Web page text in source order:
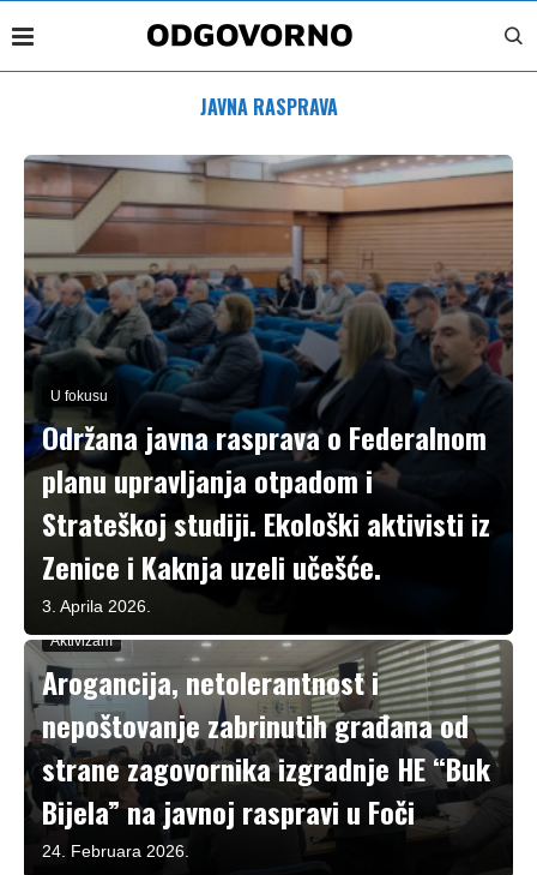
JAVNA RASPRAVA
U fokusu
Održana javna rasprava o Federalnom
planu upravljanja otpadom i
Strateškoj studiji. Ekološki aktivisti iz
Zenice i Kaknja uzeli učešće.
3. Aprila 2026.
Aktivizam
Arogancija, netolerantnost i
nepoštovanje zabrinutih građana od
strane zagovornika izgradnje HE “Buk
Bijela” na javnoj raspravi u Foči
24. Februara 2026.
U fokusu